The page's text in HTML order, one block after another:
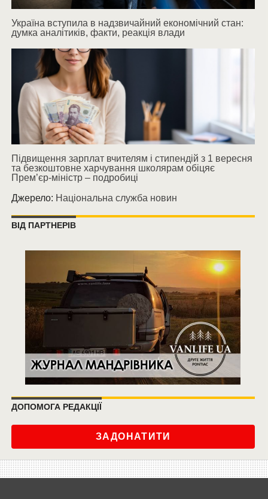
Україна вступила в надзвичайний економічний стан:
думка аналітиків, факти, реакція влади
Підвищення зарплат вчителям і стипендій з 1 вересня
та безкоштовне харчування школярам обіцяє
Прем’єр-міністр – подробиці
Джерело: Національна служба новин
ВІД ПАРТНЕРІВ
ДОПОМОГА РЕДАКЦІЇ
ЗАДОНАТИТИ